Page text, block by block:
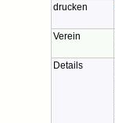
drucken
Verein
Details